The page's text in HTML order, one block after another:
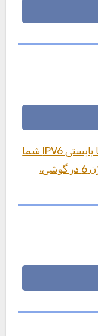
برای استفاده از کانفیگ شماره 2 حتما بایستی IPV6 شما
فعال باشد. برای فعال کردن آی پی ورژن 6 در گوشی،